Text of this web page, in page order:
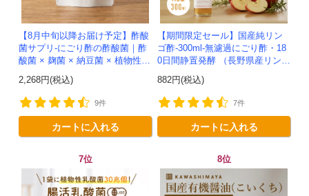
【8月中旬以降お届け予定】酢酸
菌サプリ-にごり酢の酢酸菌｜酢
酸菌 × 麹菌 × 納豆菌 × 植物性乳
酸菌20兆個を一粒に凝縮-かわし
ま屋-モニター追加20...
2,268円(税込)
9件
カートに入れる
【期間限定セール】国産純リン
ゴ酢-300ml-無濾過にごり酢・18
0日間静置発酵 （長野県産リンゴ
100%）-かわしま屋-
882円(税込)
7件
カートに入れる
7位 8位